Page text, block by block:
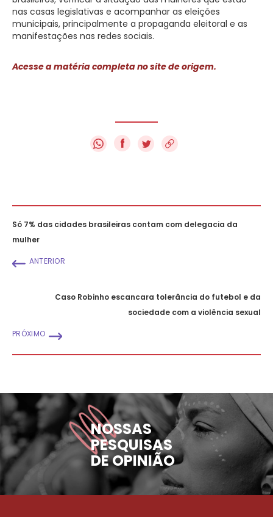
nas casas legislativas e acompanhar as eleições
municipais, principalmente a propaganda eleitoral e as
manifestações nas redes sociais.
Acesse a matéria completa no site de origem.
f
Só 7% das cidades brasileiras contam com delegacia da
mulher
ANTERIOR
Caso Robinho escancara tolerância do futebol e da
sociedade com a violência sexual
PRÓXIMO
NOSSAS
PESQUISAS
DE OPINIÃO